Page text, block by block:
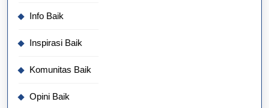
Info Baik
Inspirasi Baik
Komunitas Baik
Opini Baik